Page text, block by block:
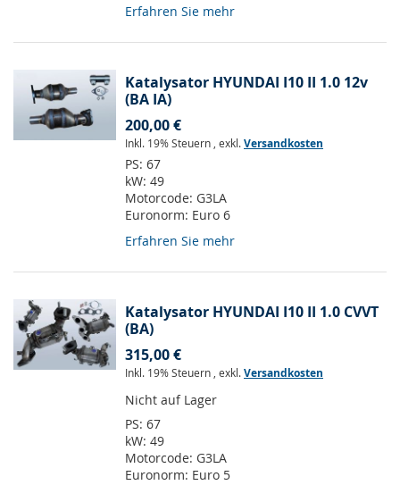
Erfahren Sie mehr
Katalysator HYUNDAI I10 II 1.0 12v
(BA IA)
200,00 €
Inkl. 19% Steuern , exkl.Versandkosten
PS: 67
kW: 49
Motorcode: G3LA
Euronorm: Euro 6
Erfahren Sie mehr
Katalysator HYUNDAI I10 II 1.0 CVVT
(BA)
315,00 €
Inkl. 19% Steuern , exkl.Versandkosten
Nicht auf Lager
PS: 67
kW: 49
Motorcode: G3LA
Euronorm: Euro 5